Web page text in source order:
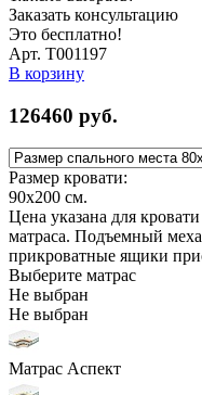
Заказать консультацию
Это бесплатно!
Арт. Т001197
В корзину
126460 руб.
Размер кровати:
90x200 см.
Цена указана для
матраса. Подъемный
прикроватные ящики
Выберите матрас
Не выбран
Не выбран
Матрас Аспект